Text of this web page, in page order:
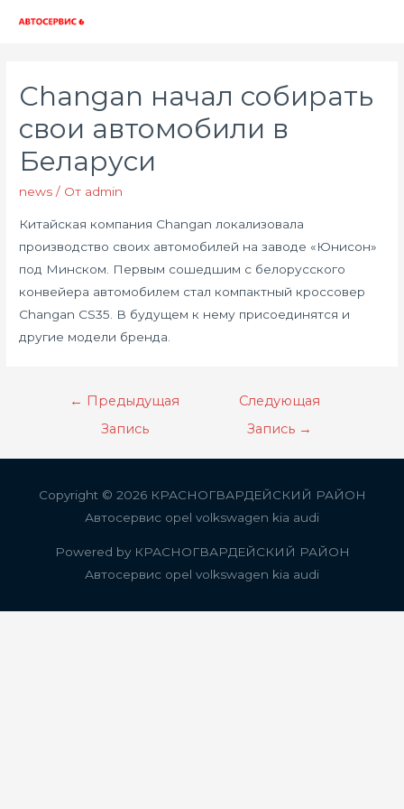
Changan начал собирать
свои автомобили в
Беларуси
news / От admin
Китайская компания Changan локализовала
производство своих автомобилей на заводе «Юнисон»
под Минском. Первым сошедшим с белорусского
конвейера автомобилем стал компактный кроссовер
Changan CS35. В будущем к нему присоединятся и
другие модели бренда.
Навигация
записям
← Предыдущая
Запись
Следующая
Запись →
Copyright © 2026 КРАСНОГВАРДЕЙСКИЙ РАЙОН
Автосервис opel volkswagen kia audi
Powered by КРАСНОГВАРДЕЙСКИЙ РАЙОН
Автосервис opel volkswagen kia audi